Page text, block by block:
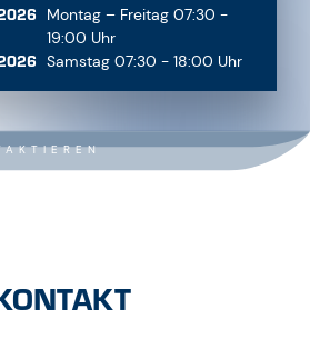
Montag – Freitag 07:30 -
19:00 Uhr
Samstag 07:30 - 18:00 Uhr